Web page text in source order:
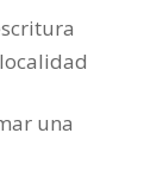
una